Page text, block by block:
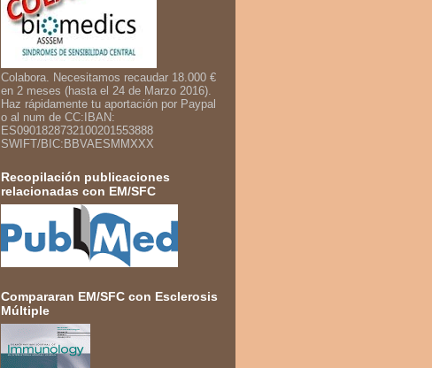
Colabora. Necesitamos recaudar 18.000 €
en 2 meses (hasta el 24 de Marzo 2016).
Haz rápidamente tu aportación por Paypal
o al num de CC:IBAN:
ES0901828732100201553888
SWIFT/BIC:BBVAESMMXXX
Recopilación publicaciones
relacionadas con EM/SFC
Compararan EM/SFC con Esclerosis
Múltiple